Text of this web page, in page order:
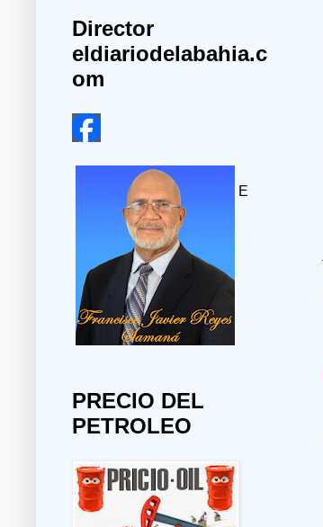
Director
eldiariodelabahia.c
om
E
PRECIO DEL
PETROLEO